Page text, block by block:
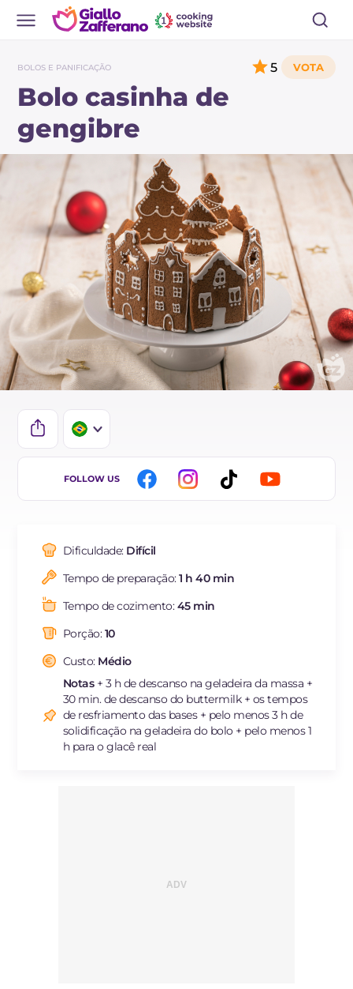
BOLOS E PANIFICAÇÃO
Bolo casinha de
gengibre
5
IT
FR
DE
NL
FOLLOW US
Dificuldade: Difícil
Tempo de preparação:1 h 40 min
Tempo de cozimento:45 min
Porção:10
Custo: Médio
Notas+ 3 h de descanso na geladeira da massa +
30 min. de descanso do buttermilk + os tempos
de resfriamento das bases + pelo menos 3 h de
solidificação na geladeira do bolo + pelo menos 1
h para o glacê real